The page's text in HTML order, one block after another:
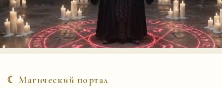
☾ Магический портал